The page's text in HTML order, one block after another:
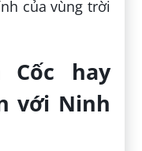
của vùng trời
hay
với Ninh